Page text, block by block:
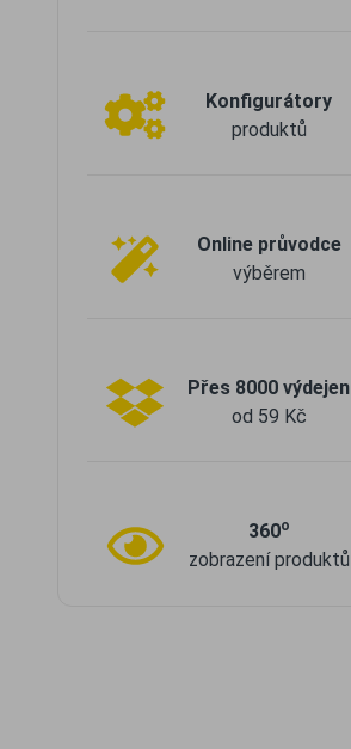
Konfigurátory
produktů
Online průvodce
výběrem
Přes 8000 výdejen
od 59 Kč
360o
zobrazení produktů